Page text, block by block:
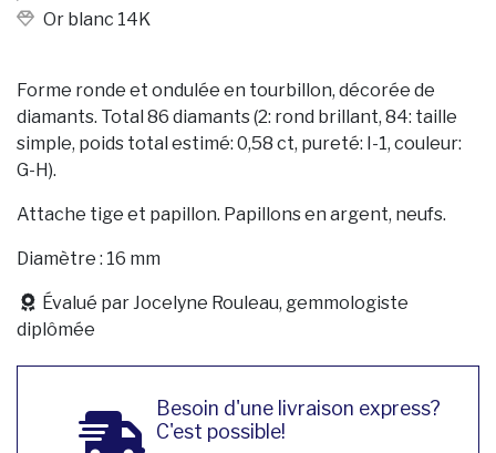
Or blanc 14K
Forme ronde et ondulée en tourbillon, décorée de
diamants. Total 86 diamants (2: rond brillant, 84: taille
simple, poids total estimé: 0,58 ct, pureté: I-1, couleur:
G-H).
Attache tige et papillon. Papillons en argent, neufs.
Diamètre : 16 mm
Évalué par Jocelyne Rouleau, gemmologiste
diplômée
Besoin d'une livraison express?
C'est possible!